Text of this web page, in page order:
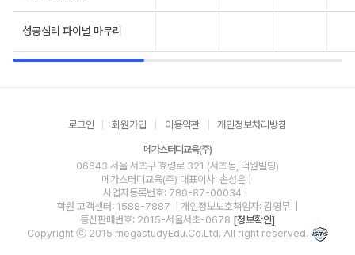
성공심리 파이널 마무리
로그인 회원가입 이용약관 개인정보처리방침
메가스터디교육(주)
06643 서울 서초구 효령로 321 (서초동, 덕원빌딩)
메가스터디교육(주) 대표이사: 손성은 |
사업자등록번호: 780-87-00034
학원 고객센터: 1588-7887
| 개인정보보호책임자: 김영무
통신판매번호: 2015-서울서초-0678 [정보확인]
Copyright ⓒ 2015 megastudyEdu.Co.Ltd. All right reserved.